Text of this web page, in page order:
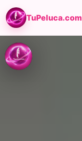
TuPeluca.com